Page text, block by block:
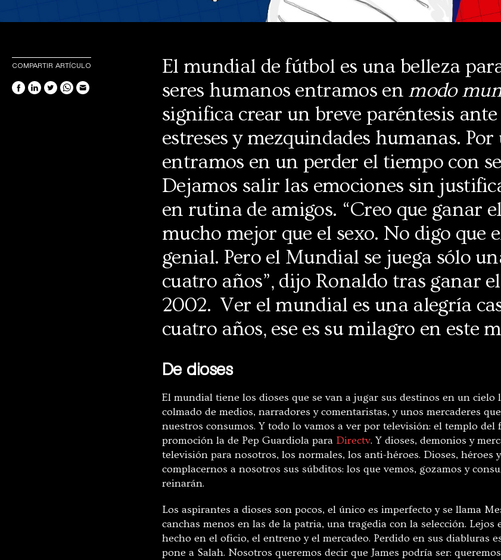
El mundial de fútbol es una belleza
seres humanos entramos en modo
significa crear un breve paréntesis
estreses y mezquindades humanas. Por
entramos en un perder el tiempo con
Dejamos salir las emociones sin
en rutina de amigos. “Creo que ganar
mucho mejor que el sexo. No digo que
genial. Pero el Mundial se juega sólo
cuatro años”, dijo Ronaldo tras ganar
2002. Ver el mundial es una alegría
cuatro años, ese es su milagro en este
De dioses
El mundial tiene los dioses que se van a jugar sus destinos en un
colmado de medios, narradores y comentaristas, y unos mercaderes
nuestros consumos. Y todo lo vamos a ver por televisión: el templo
promoción la de Pep Guardiola para Directv. Y dioses, demonios y
televisión para nosotros, los normales, los anti-héroes. Dioses, héroes
complacernos a nosotros sus súbditos: los que vemos, gozamos y
reinarán.
Los aspirantes a dioses son pocos, el único es imperfecto y se llama
canchas menos en las de la patria, una tragedia con la selección. Lejos
hecho en el oficio, el entreno y el mercadeo. Perdido en sus diabluras
pone a Salah. Nosotros queremos decir que James podría ser:
COMPARTIR ARTÍCULO